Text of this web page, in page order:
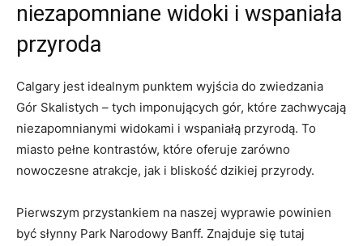
niezapomniane​ widoki i wspaniała
​przyroda
Calgary jest idealnym punktem wyjścia do zwiedzania
Gór ⁤Skalistych – tych imponujących gór, które zachwycają
niezapomnianymi widokami ‌i wspaniałą przyrodą. To
miasto⁤ pełne​ kontrastów, które oferuje zarówno
nowoczesne atrakcje, jak i bliskość dzikiej przyrody.
Pierwszym ⁣przystankiem na naszej‌ wyprawie powinien
być słynny Park Narodowy Banff. Znajduje się tutaj